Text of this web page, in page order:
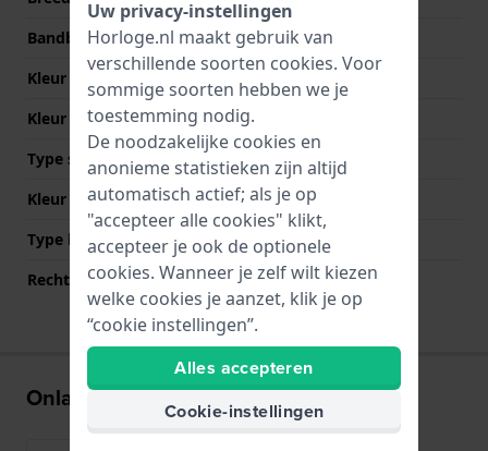
Bandbreedte bij sluiting
20 mm
Kleur Band
Kleur stiksel
Zwart
Type sluiting
Gesp vouwsluiting
Kleur sluiting
Zilver
Type bevestiging
Bandpennen
Rechte bandaanzet
Ja
Onlangs bekeken
Uw privacy-instellingen
Horloge.nl maakt gebruik van
verschillende soorten cookies. Voor
sommige soorten hebben we je
toestemming nodig.
De noodzakelijke cookies en
anonieme statistieken zijn altijd
automatisch actief; als je op
"accepteer alle cookies" klikt,
accepteer je ook de optionele
cookies. Wanneer je zelf wilt kiezen
welke cookies je aanzet, klik je op
“cookie instellingen”.
Alles accepteren
Cookie-instellingen